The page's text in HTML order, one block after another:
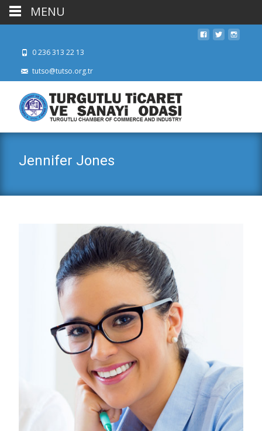
0 236 313 22 13
tutso@tutso.org.tr
Jennifer Jones
MENU